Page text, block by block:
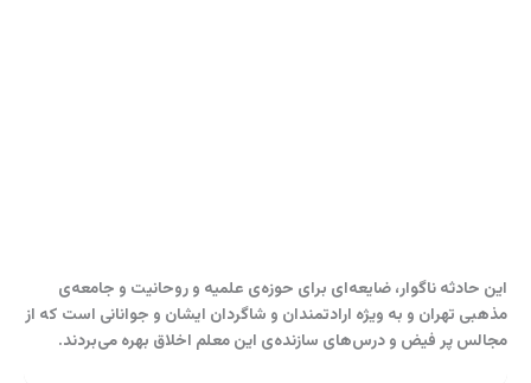
خدا می خواست زنده بمانی – انتشارات روایت فتح